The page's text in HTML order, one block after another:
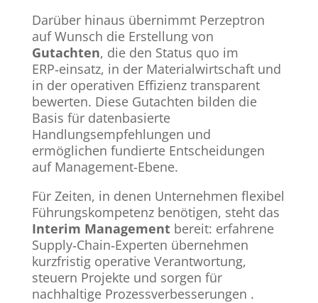
Darüber hinaus übernimmt Perzeptron
auf Wunsch die Erstellung von
Gutachten, die den Status quo im
ERP‑einsatz, in der Materialwirtschaft und
in der operativen Effizienz transparent
bewerten. Diese Gutachten bilden die
Basis für datenbasierte
Handlungsempfehlungen und
ermöglichen fundierte Entscheidungen
auf Management-Ebene.
Für Zeiten, in denen Unternehmen flexibel
Führungskompetenz benötigen, steht das
Interim Managementbereit: erfahrene
Supply‑Chain‑Experten übernehmen
kurzfristig operative Verantwortung,
steuern Projekte und sorgen für
nachhaltige Prozessverbesserungen .